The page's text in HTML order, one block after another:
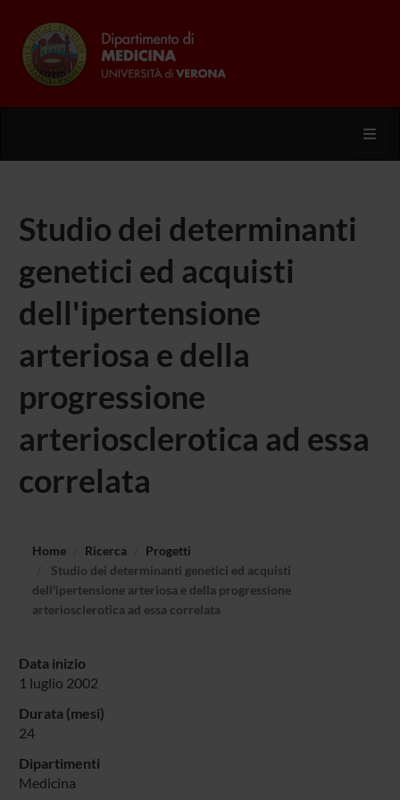
Studio dei determinanti
genetici ed acquisti
dell'ipertensione
arteriosa e della
progressione
arteriosclerotica ad essa
correlata
Home Ricerca
Progetti
Studio dei determinanti genetici ed acquisti
dell'ipertensione arteriosa e della progressione
arteriosclerotica ad essa correlata
Data inizio
1 luglio 2002
Durata (mesi)
24
Dipartimenti
Medicina